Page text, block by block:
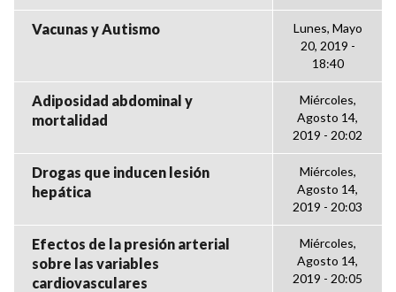
Vacunas y Autismo
Lunes, Mayo
20, 2019 -
18:40
Adiposidad abdominal y
mortalidad
Miércoles,
Agosto 14,
2019 - 20:02
Drogas que inducen lesión
hepática
Miércoles,
Agosto 14,
2019 - 20:03
Efectos de la presión arterial
sobre las variables
cardiovasculares
Miércoles,
Agosto 14,
2019 - 20:05